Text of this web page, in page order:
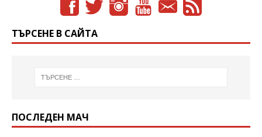
ТЪРСЕНЕ В САЙТА
ПОСЛЕДЕН МАЧ